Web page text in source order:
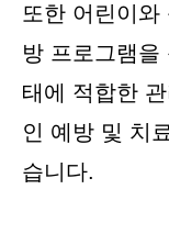
또한 어린이와
방 프로그램
태에 적합한
인 예방 및 치
습니다.